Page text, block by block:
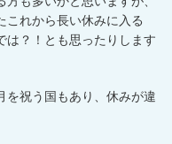
これから長い休みに入る
は？！とも思ったりします
を祝う国もあり、休みが違